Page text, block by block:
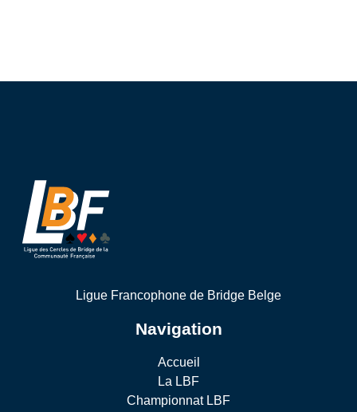
Ligue Francophone de Bridge Belge
Navigation
Accueil
La LBF
Championnat LBF